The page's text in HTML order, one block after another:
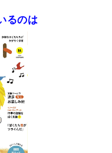
るのは